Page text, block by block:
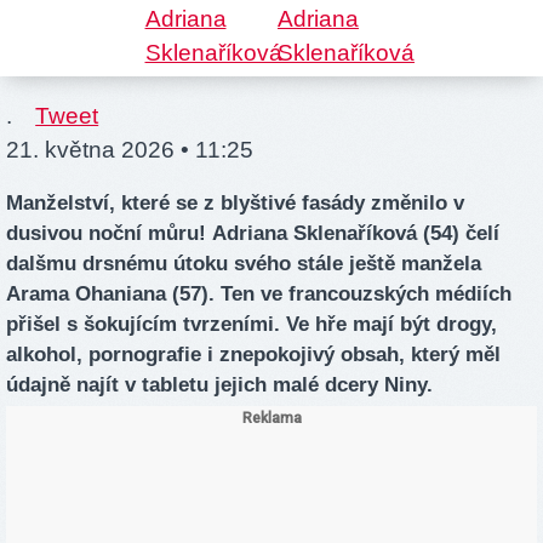
.
Tweet
21. května 2026 • 11:25
Manželství, které se z blyštivé fasády změnilo v
dusivou noční můru! Adriana Sklenaříková (54) čelí
dalšmu drsnému útoku svého stále ještě manžela
Arama Ohaniana (57). Ten ve francouzských médiích
přišel s šokujícím tvrzeními. Ve hře mají být drogy,
alkohol, pornografie i znepokojivý obsah, který měl
údajně najít v tabletu jejich malé dcery Niny.